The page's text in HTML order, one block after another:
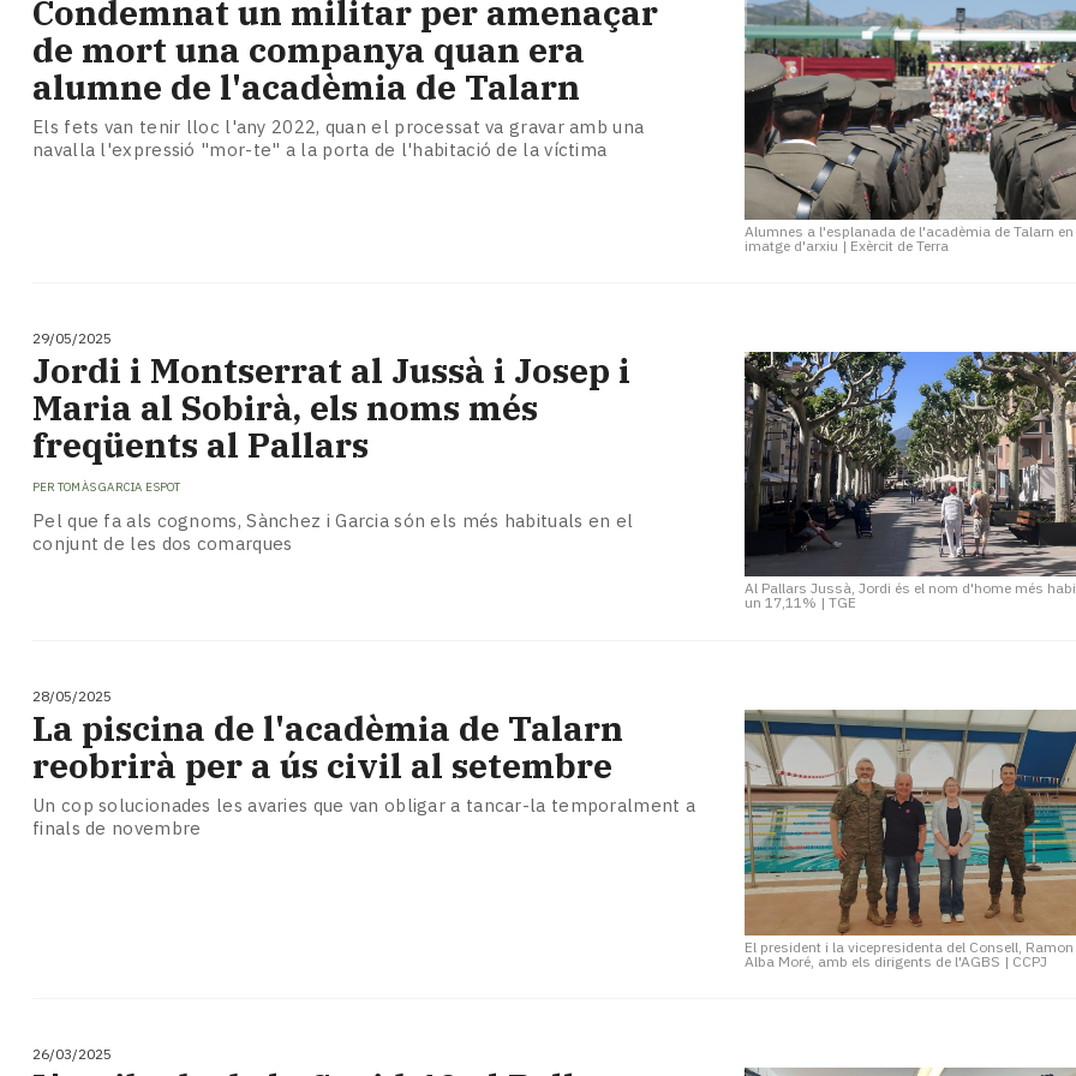
Alumnes a l'esplanada de l'acadèmia de Talarn
imatge d'arxiu | Exèrcit de Terra
Condemnat un militar per amenaçar
de mort una companya quan era
alumne de l'acadèmia de Talarn
Els fets van tenir lloc l'any 2022, quan el processat va gravar amb una
navalla l'expressió "mor-te" a la porta de l'habitació de la víctima
29/05/2025
Al Pallars Jussà, Jordi és el nom d'home més
un 17,11% |TGE
Jordi i Montserrat al Jussà i Josep i
Maria al Sobirà, els noms més
freqüents al Pallars
PER TOMÀS GARCIA ESPOT
Pel que fa als cognoms, Sànchez i Garcia són els més habituals en el
conjunt de les dos comarques
28/05/2025
El president i la vicepresidenta del Consell,
Alba Moré, amb els dirigents de l'AGBS | CCPJ
La piscina de l'acadèmia de Talarn
reobrirà per a ús civil al setembre
Un cop solucionades les avaries que van obligar a tancar-la temporalment a
finals de novembre
26/03/2025